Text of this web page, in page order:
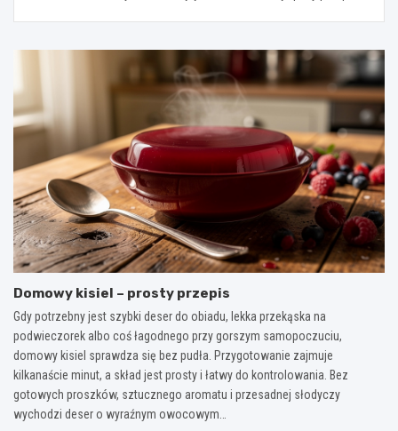
Domowy kisiel – prosty przepis
Gdy potrzebny jest szybki deser do obiadu, lekka przekąska na
podwieczorek albo coś łagodnego przy gorszym samopoczuciu,
domowy kisiel sprawdza się bez pudła. Przygotowanie zajmuje
kilkanaście minut, a skład jest prosty i łatwy do kontrolowania. Bez
gotowych proszków, sztucznego aromatu i przesadnej słodyczy
wychodzi deser o wyraźnym owocowym…